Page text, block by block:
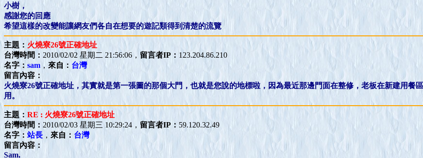
小樹，
感謝您的回應
希望這樣的改變能讓網友們各自在想要的遊記類得到清楚的流覽
主題： 火燒寮26號正確地址
台灣時間： 2010/02/02 星期二 21:56:06， 留言者IP： 123.204.86.210
名字： sam ， 來自： 台灣
留言內容：
火燒寮26號正確地址，其實就是第一張圖的那個大門，也就是您說的地標啦，因為最近那邊門面在整修，老板在新建用餐
用。
主題： RE : 火燒寮26號正確地址
台灣時間： 2010/02/03 星期三 10:29:24， 留言者IP： 59.120.32.49
名字：站長 ， 來自： 台灣
留言內容：
Sam,